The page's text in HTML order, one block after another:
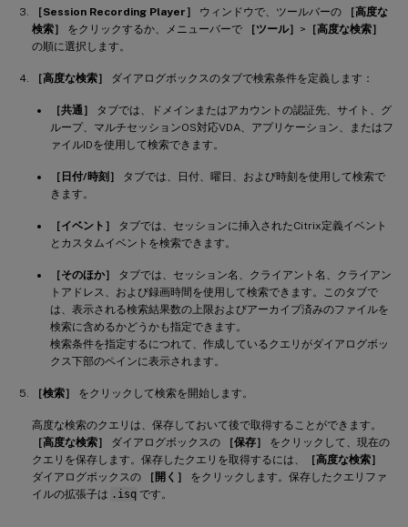
［Session Recording Player］ ウィンドウで、ツールバーの
［高度な
検索］
をクリックするか、メニューバーで ［ツール］ > ［高度な検索］
の順に選択します。
［高度な検索］ ダイアログボックスのタブで検索条件を定義します：
［共通］
タブでは、ドメインまたはアカウントの認証先、サイト、グ
ループ、マルチセッションOS対応VDA、アプリケーション、またはフ
ァイルIDを使用して検索できます。
［日付/時刻］
タブでは、日付、曜日、および時刻を使用して検索で
きます。
［イベント］
タブでは、セッションに挿入されたCitrix定義イベント
とカスタムイベントを検索できます。
［そのほか］
タブでは、セッション名、クライアント名、クライアン
トアドレス、および録画時間を使用して検索できます。このタブで
は、表示される検索結果数の上限およびアーカイブ済みのファイルを
検索に含めるかどうかも指定できます。
検索条件を指定するにつれて、作成しているクエリがダイアログボッ
クス下部のペインに表示されます。
［検索］ をクリックして検索を開始します。
高度な検索のクエリは、保存しておいて後で取得することができます。
［高度な検索］
ダイアログボックスの ［保存］
をクリックして、現在の
クエリを保存します。保存したクエリを取得するには、
［高度な検索］
ダイアログボックスの
［開く］
をクリックします。保存したクエリファ
イルの拡張子は .isq です。